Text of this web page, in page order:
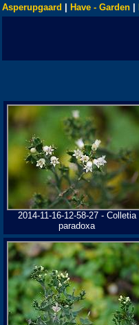
Asperupgaard Have - Garden
2014-11-16-12-58-27 - Colletia
paradoxa